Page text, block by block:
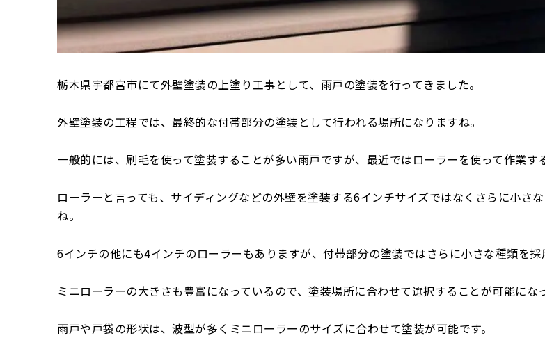
栃木県宇都宮市にて外壁塗装の上塗り工事として、雨戸の塗装を行ってきました。
外壁塗装の工程では、最終的な付帯部分の塗装として行われる場所になりますね。
一般的には、刷毛を使って塗装することが多い雨戸ですが、最近ではローラーを使って作業す
ローラーと言っても、サイディングなどの外壁を塗装する6インチサイズではなくさらに小さ
ね。
6インチの他にも4インチのローラーもありますが、付帯部分の塗装ではさらに小さな種類を採
ミニローラーの大きさも豊富になっているので、塗装場所に合わせて選択することが可能にな
雨戸や戸袋の形状は、波型が多くミニローラーのサイズに合わせて塗装が可能です。